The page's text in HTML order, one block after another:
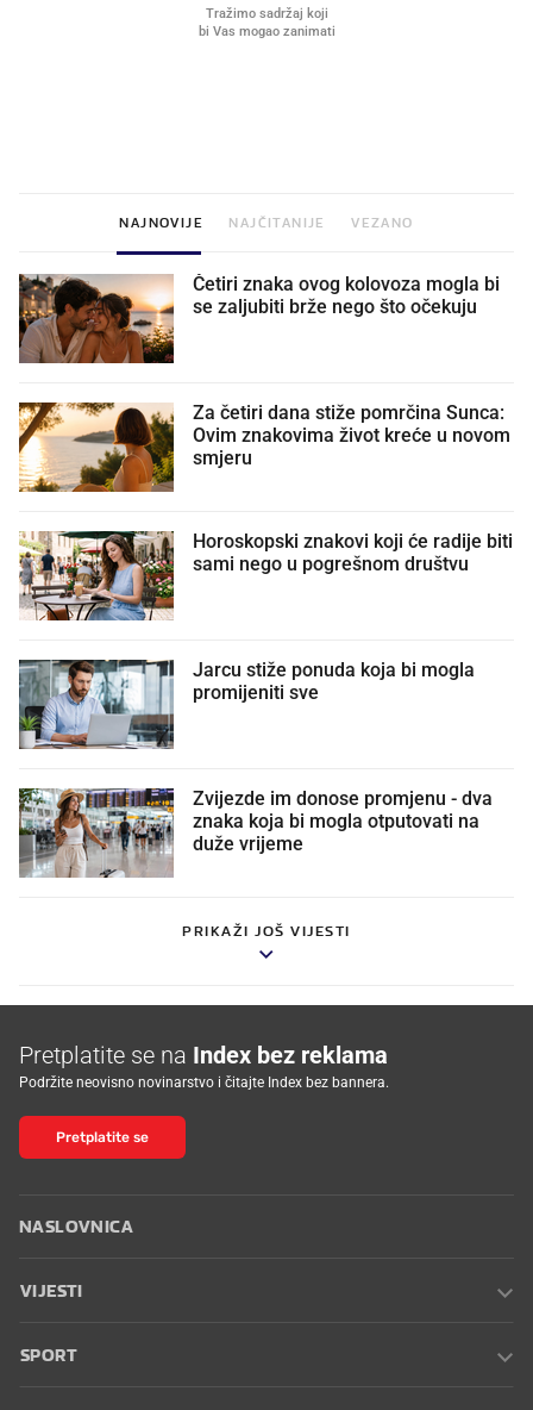
NAJNOVIJE NAJČITANIJE VEZANO
Četiri znaka ovog kolovoza mogla bi
se zaljubiti brže nego što očekuju
Za četiri dana stiže pomrčina Sunca:
Ovim znakovima život kreće u novom
smjeru
Horoskopski znakovi koji će radije biti
sami nego u pogrešnom društvu
Jarcu stiže ponuda koja bi mogla
promijeniti sve
Zvijezde im donose promjenu - dva
znaka koja bi mogla otputovati na
duže vrijeme
PRIKAŽI JOŠ VIJESTI
Pretplatite se na Index bez reklama
Podržite neovisno novinarstvo i čitajte Index bez bannera.
Pretplatite se
NASLOVNICA
VIJESTI
SPORT